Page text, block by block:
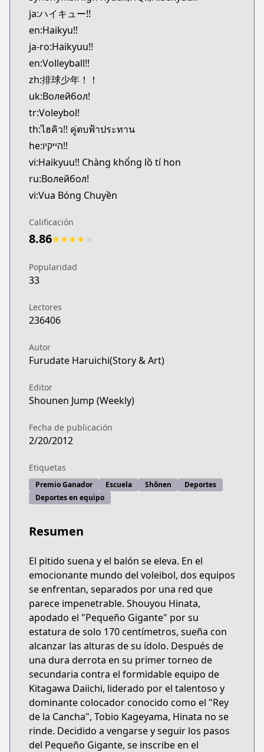
Kitsu
https://kitsu.app/manga/12619
CDJapan
CDJapan
https://www.anime-planet.com/manga/https://
MangaUpdates
MangaUpdates
https://www.mangaupdates.com/
Book☆Walker
Book☆Walker
https://bookwalker.jp/series/12997
Official English
Official English
https://www.viz.com/shonenjump/chapters/
Mangas.io
https://www.mangas.io/lire/haikyuu
Viz
https://www.viz.com/shonenjump/chapters/
Official Site
https://www.viz.com/haikyu
Shonen Jump
https://www.shonenjump.com/j/rensai/
Official Site
https://jumptoon.com/series/JT00027
MANGA Plus
https://mangaplus.shueisha.co.jp/titles/100014
ja:ハイキュー!!
en:Haikyu!!
ja-ro:Haikyuu!!
en:Volleyball!!
zh:排球少年！！
uk:Волейбол!
tr:Voleybol!
th:ไฮคิว!! คู่ตบฟ้าประทาน
he:הייקיו!!
vi:Haikyuu!! Chàng khổng lồ tí hon
ru:Волейбол!
vi:Vua Bóng Chuyền
Calificación
8.86★★★★
Popularidad
33
Lectores
236406
Autor
Furudate Haruichi(Story & Art)
Editor
Shounen Jump (Weekly)
Fecha de publicación
2/20/2012
Etiquetas
Premio Ganador Escuela Shōnen
Deportes
Deportes en equipo
Resumen
El pitido suena y el balón se eleva. En el
emocionante mundo del voleibol, dos equipos
se enfrentan, separados por una red que
parece impenetrable. Shouyou Hinata,
apodado el "Pequeño Gigante" por su
estatura de solo 170 centímetros, sueña con
alcanzar las alturas de su ídolo. Después de
una dura derrota en su primer torneo de
secundaria contra el formidable equipo de
Kitagawa Daiichi, liderado por el talentoso y
dominante colocador conocido como el "Rey
de la Cancha", Tobio Kageyama, Hinata no se
rinde. Decidido a vengarse y seguir los pasos
del Pequeño Gigante, se inscribe en el